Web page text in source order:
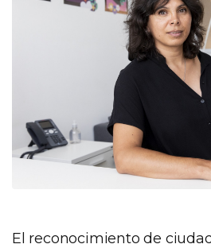
El reconocimiento de